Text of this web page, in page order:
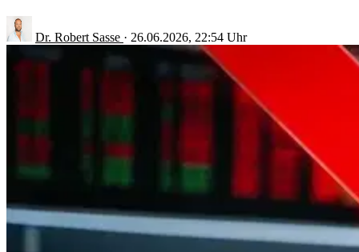
Dr. Robert Sasse · 26.06.2026, 22:54 Uhr